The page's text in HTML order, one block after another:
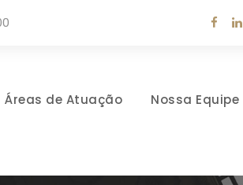
Áreas de Atuação Nossa Equipe